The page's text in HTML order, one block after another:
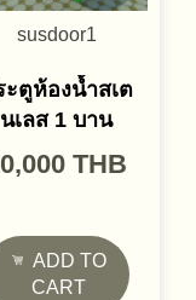
susdoor1
ะตูห้องน้ำสเต
นเลส 1 บาน
THB
ADD TO
CART